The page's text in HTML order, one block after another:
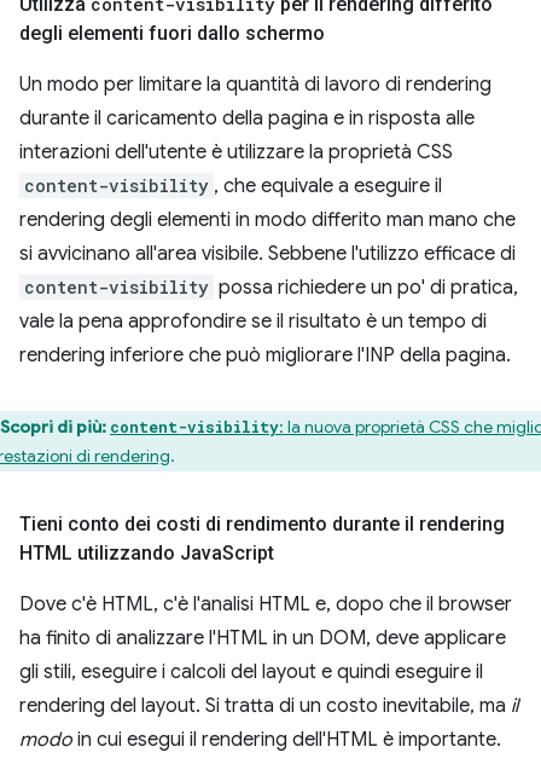
degli elementi fuori dallo schermo
Un modo per limitare la quantità di lavoro di rendering
durante il caricamento della pagina e in risposta alle
interazioni dell'utente è utilizzare la proprietà CSS
content-visibility , che equivale a eseguire il
rendering degli elementi in modo differito man mano che
si avvicinano all'area visibile. Sebbene l'utilizzo efficace di
content-visibility possa richiedere un po' di pratica,
vale la pena approfondire se il risultato è un tempo di
rendering inferiore che può migliorare l'INP della pagina.
Scopri di più: content-visibility: la nuova proprietà CSS che
di rendering.
Tieni conto dei costi di rendimento durante il rendering
HTML utilizzando JavaScript
Dove c'è HTML, c'è l'analisi HTML e, dopo che il browser
ha finito di analizzare l'HTML in un DOM, deve applicare
gli stili, eseguire i calcoli del layout e quindi eseguire il
rendering del layout. Si tratta di un costo inevitabile, ma il
modo in cui esegui il rendering dell'HTML è importante.